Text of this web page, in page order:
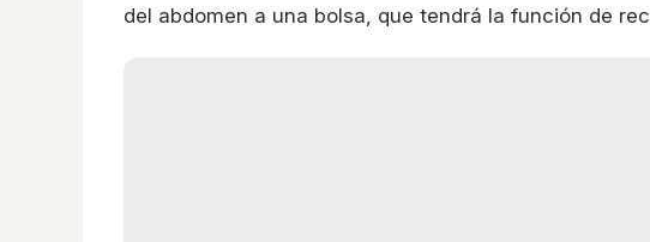
del abdomen a una bolsa, que tendrá la función de